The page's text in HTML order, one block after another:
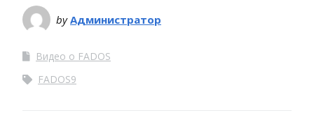
byАдминистратор
Видео о FADOS
FADOS9